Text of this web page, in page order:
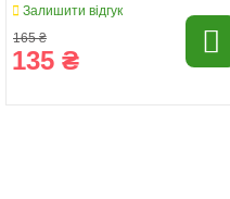
Залишити відгук
165 ₴
135 ₴